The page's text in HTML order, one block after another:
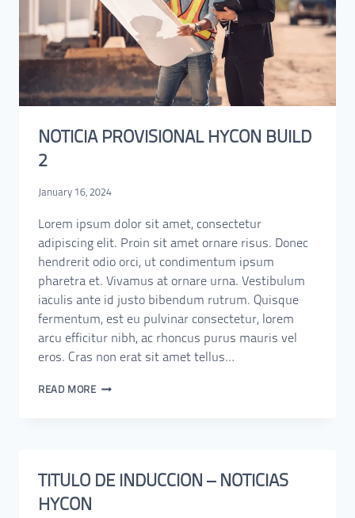
NOTICIA PROVISIONAL HYCON BUILD
2
January 16, 2024
Lorem ipsum dolor sit amet, consectetur
adipiscing elit. Proin sit amet ornare risus. Donec
hendrerit odio orci, ut condimentum ipsum
pharetra et. Vivamus at ornare urna. Vestibulum
iaculis ante id justo bibendum rutrum. Quisque
fermentum, est eu pulvinar consectetur, lorem
arcu efficitur nibh, ac rhoncus purus mauris vel
eros. Cras non erat sit amet tellus…
READ MORE
TITULO DE INDUCCION – NOTICIAS
HYCON